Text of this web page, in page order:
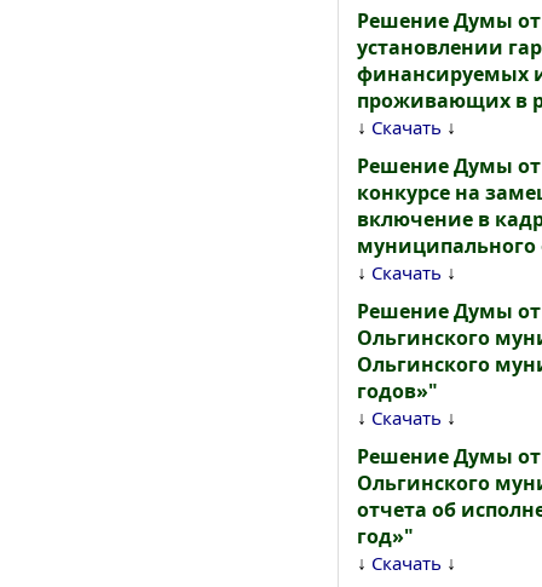
Решение Думы
установлении
финансируемых
проживающих в
↓ Скачать ↓
Решение Думы от
конкурсе на
включение в
муниципального
↓ Скачать ↓
Решение Думы
Ольгинского
Ольгинского
годов»"
↓ Скачать ↓
Решение Думы
Ольгинского
отчета об
год»"
↓ Скачать ↓